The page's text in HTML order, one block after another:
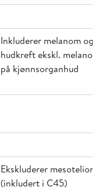
Inkluderer melanom og
hudkreft ekskl. melanom
på kjønnsorganhud
Ekskluderer mesoteliom
(inkludert i C45)